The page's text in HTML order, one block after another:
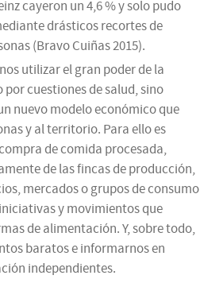
cayeron un 4,6 % y solo pudo
drásticos recortes de
(Bravo Cuiñas 2015).
utilizar el gran poder de la
cuestiones de salud, sino
nuevo modelo económico que
y al territorio. Para ello es
de comida procesada,
de las fincas de producción,
mercados o grupos de consumo
y movimientos que
de alimentación. Y, sobre todo,
baratos e informarnos en
independientes.